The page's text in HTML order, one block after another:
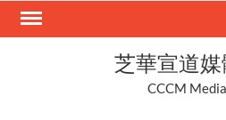
Skip
芝華宣道
CCCM